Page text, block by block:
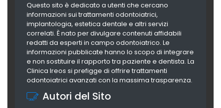
Questo sito è dedicato a utenti che cercano
informazioni sui trattamenti odontoiatrici,
implantologia, estetica dentale e altri servizi
correlati. È nato per divulgare contenuti affidabili
redatti da esperti in campo odontoiatrico. Le
informazioni pubblicate hanno lo scopo di integrare
e non sostituire il rapporto tra paziente e dentista. La
Clinica Ireos si prefigge di offrire trattamenti
odontoiatrici avanzati con la massima trasparenza.
Autori del Sito